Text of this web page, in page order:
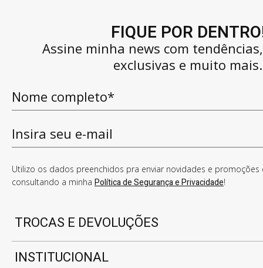
FIQUE POR
Assine minha news com
exclusivas e muito mais.
Utilizo os dados preenchidos pra enviar novidades e promoções
consultando a minha Política de Segurança e Privacidade!
TROCAS E DEVOLUÇÕES
INSTITUCIONAL